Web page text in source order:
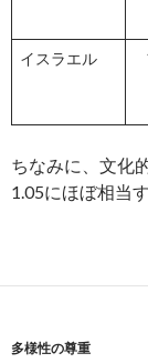
イスラエル
ちなみに、文化
1.05にほぼ相当す
多様性の尊重